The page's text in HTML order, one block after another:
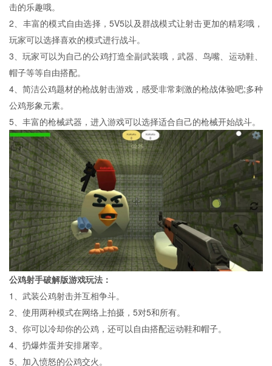
击的乐趣哦。
2、丰富的模式自由选择，5V5以及群战模式让射击更加的精彩哦，
玩家可以选择喜欢的模式进行战斗。
3、玩家可以为自己的公鸡打造全副武装哦，武器、鸟嘴、运动鞋、
帽子等等自由搭配。
4、简洁公鸡题材的枪战射击游戏，感受非常刺激的枪战体验吧;多种
公鸡形象元素。
5、丰富的枪械武器，进入游戏可以选择适合自己的枪械开始战斗。
公鸡射手破解版游戏玩法：
1、武装公鸡射击并互相争斗。
2、使用两种模式在网络上拍摄，5对5和所有。
3、你可以冷却你的公鸡，还可以自由搭配运动鞋和帽子。
4、扔爆炸蛋并安排屠宰。
5、加入愤怒的公鸡交火。